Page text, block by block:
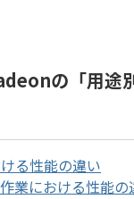
の「用途
る性能の違い
業における性能の